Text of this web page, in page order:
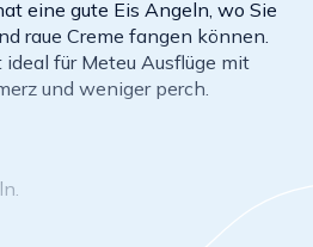
eine gute Eis Angeln, wo Sie
raue Creme fangen können.
ideal für Meteu Ausflüge mit
und weniger perch.